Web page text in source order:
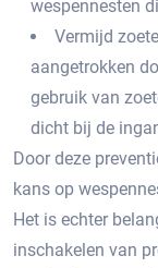
wespennesten
Vermijd
aangetrokken
gebruik van
dicht bij de
Door deze
kans op
Het is echter
inschakelen van